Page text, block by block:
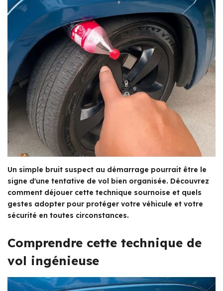
Un simple bruit suspect au démarrage pourrait être le
signe d'une tentative de vol bien organisée. Découvrez
comment déjouer cette technique sournoise et quels
gestes adopter pour protéger votre véhicule et votre
sécurité en toutes circonstances.
Comprendre cette technique de
vol ingénieuse